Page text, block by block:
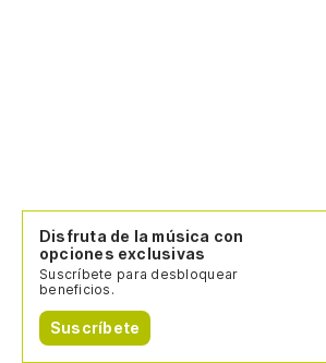
Disfruta de la música con
opciones exclusivas
Suscríbete para desbloquear
beneficios.
Suscríbete